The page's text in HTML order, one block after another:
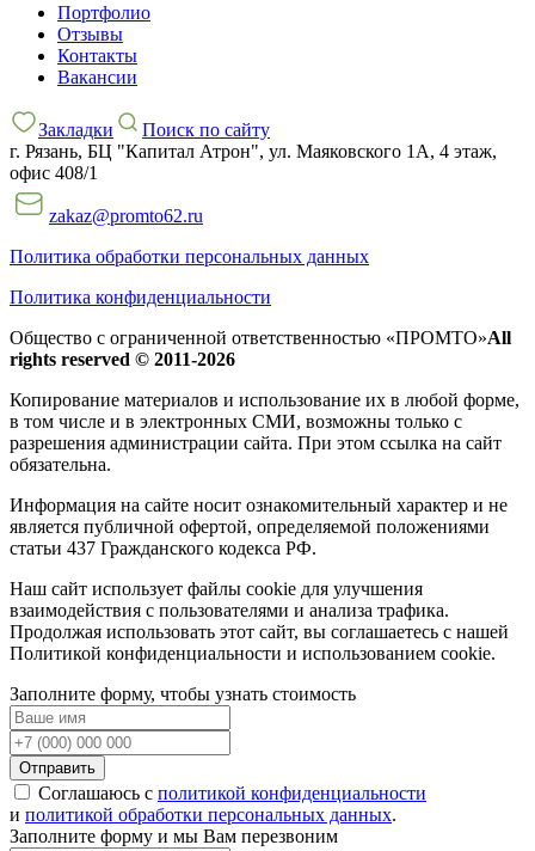
Портфолио
Отзывы
Контакты
Вакансии
Закладки
Поиск по сайту
г. Рязань, БЦ "Капитал Атрон", ул. Маяковского 1А, 4 этаж,
офис 408/1
zakaz@promto62.ru
Политика обработки персональных данных
Политика конфиденциальности
Общество с ограниченной ответственностью «ПРОМТО»All
rights reserved © 2011-2026
Копирование материалов и использование их в любой форме,
в том числе и в электронных СМИ, возможны только c
разрешения администрации сайта. При этом ссылка на сайт
обязательна.
Информация на сайте носит ознакомительный характер и не
является публичной офертой, определяемой положениями
статьи 437 Гражданского кодекса РФ.
Наш сайт использует файлы cookie для улучшения
взаимодействия с пользователями и анализа трафика.
Продолжая использовать этот сайт, вы соглашаетесь с нашей
Политикой конфиденциальности и использованием cookie.
Заполните форму, чтобы узнать стоимость
Отправить
Соглашаюсь с политикой конфиденциальности
и политикой обработки персональных данных.
Заполните форму и мы Вам перезвоним